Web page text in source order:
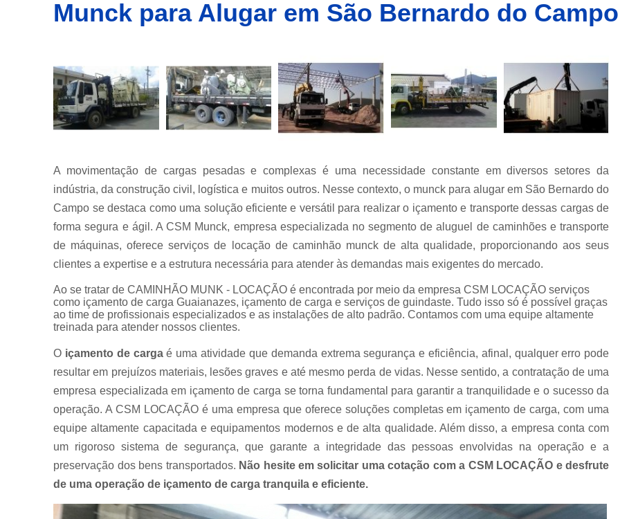
de
transporte
Empresas
de
transportes
de
containers
Locação de
Locação de
munck
Locações
caminhão
munck
Muncks
para alugar
Muncks
para locar
Munk para
alugar
Munk para
Transportes
caminhão
munck
Caminhões Muncks de Alocação
Caminhões com Muncks para Alugueis
Caminhões Muncks de
Caminhões Tipo Munck para
Caminhões com Munck para
Caminhões com Muncks para
Caminhões Muncks de
Caminhões Tipo Munck para
Caminhões Tipo Muncks para
Locações de Caminhões
Empresa de Carreta para Transporte de
Empresa de Transporte
Empresa de Transporte Rodoviário de
Empresa de Transportes
Empresa Transportadora de Container
Carreta para Transporte de
Transportadora de Containers
Munck para Alugar em São Bernardo do Campo
A movimentação de cargas pesadas e complexas é uma necessidade constante em diversos setores da
indústria, da construção civil, logística e muitos outros. Nesse contexto, o munck para alugar em São Bernardo do
Campo se destaca como uma solução eficiente e versátil para realizar o içamento e transporte dessas cargas de
forma segura e ágil. A CSM Munck, empresa especializada no segmento de aluguel de caminhões e transporte
de máquinas, oferece serviços de locação de caminhão munck de alta qualidade, proporcionando aos seus
clientes a expertise e a estrutura necessária para atender às demandas mais exigentes do mercado.
Ao se tratar de CAMINHÃO MUNK - LOCAÇÃO é encontrada por meio da empresa CSM LOCAÇÃO serviços
como içamento de carga Guaianazes, içamento de carga e serviços de guindaste. Tudo isso só é possível graças
ao time de profissionais especializados e as instalações de alto padrão. Contamos com uma equipe altamente
treinada para atender nossos clientes.
O içamento de cargaé uma atividade que demanda extrema segurança e eficiência, afinal, qualquer erro pode
resultar em prejuízos materiais, lesões graves e até mesmo perda de vidas. Nesse sentido, a contratação de uma
empresa especializada em içamento de carga se torna fundamental para garantir a tranquilidade e o sucesso da
operação. A CSM LOCAÇÃO é uma empresa que oferece soluções completas em içamento de carga, com uma
equipe altamente capacitada e equipamentos modernos e de alta qualidade. Além disso, a empresa conta com
um rigoroso sistema de segurança, que garante a integridade das pessoas envolvidas na operação e a
preservação dos bens transportados. Não hesite em solicitar uma cotação com a CSM LOCAÇÃO e desfrute
de uma operação de içamento de carga tranquila e eficiente.